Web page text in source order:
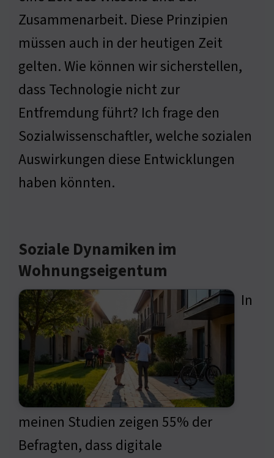
Zusammenarbeit. Diese Prinzipien
müssen auch in der heutigen Zeit
gelten. Wie können wir sicherstellen,
dass Technologie nicht zur
Entfremdung führt? Ich frage den
Sozialwissenschaftler, welche sozialen
Auswirkungen diese Entwicklungen
haben könnten.
Soziale Dynamiken im
Wohnungseigentum
In
meinen Studien zeigen 55% der
Befragten, dass digitale